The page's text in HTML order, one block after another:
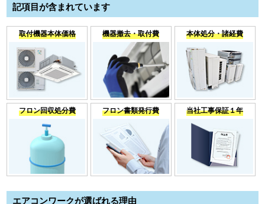
記項目が含まれています
取付機器本体価格 機器撤去・取付費 本体処分・諸経費
フロン回収処分費 フロン書類発行費 当社工事保証１年
エアコンワークが選ばれる理由